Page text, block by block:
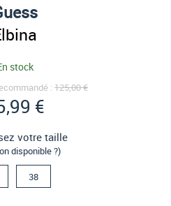
stock
: 125,00 €
€
votre taille
disponible ?)
38